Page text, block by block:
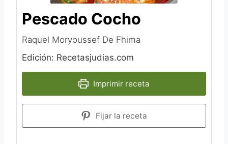
Pescado Cocho
Raquel Moryoussef De Fhima
Edición: Recetasjudias.com
Imprimir receta
Fijar la receta